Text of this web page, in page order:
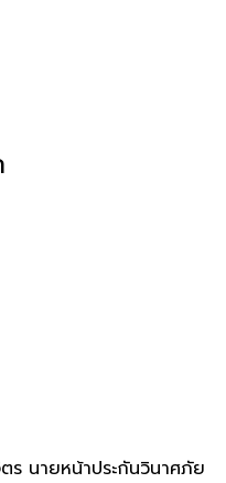
ร นายหน้าประกันวินาศภัย